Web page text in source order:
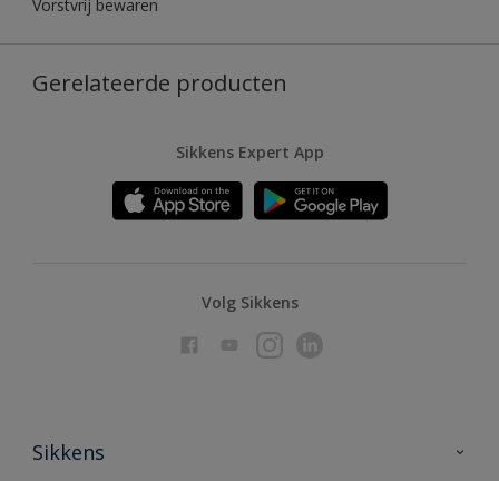
Vorstvrij bewaren
Gerelateerde producten
Sikkens Expert App
Volg Sikkens
Sikkens